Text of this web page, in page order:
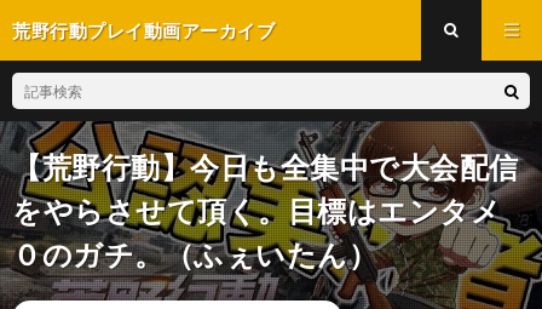
荒野行動プレイ動画アーカイブ
【荒野行動】今日も全集中で大会配信
をやらさせて頂く。目標はエンタメ
０のガチ。（ふぇいたん）